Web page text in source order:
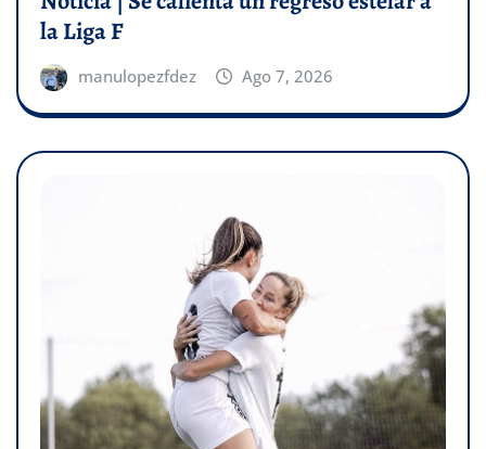
la Liga F
manulopezfdez Ago 7, 2026